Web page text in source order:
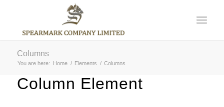
Columns
You are here: Home / Elements / Columns
Column Element